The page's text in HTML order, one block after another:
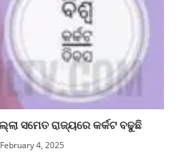
ସମେତ ରାଜ୍ୟରେ କର୍କଟ ବଢୁଛି
February 4, 2025